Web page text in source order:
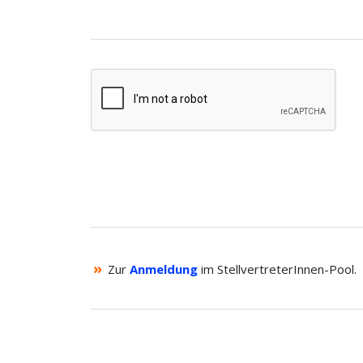
» Zur Anmeldung im StellvertreterInnen-Pool.